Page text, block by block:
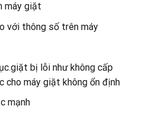
máy giặt
với thông số trên máy
bị lỗi như không cấp
cho máy giặt không ổn định
mạnh